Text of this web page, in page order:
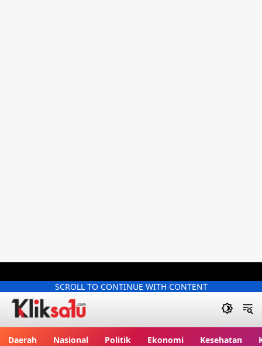
SCROLL TO CONTINUE WITH CONTENT
Daerah Nasional Politik Ekonomi Kesehatan